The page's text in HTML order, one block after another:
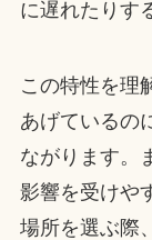
に遅れたりす
この特性を理
あげているの
ながります。
影響を受けや
場所を選ぶ際